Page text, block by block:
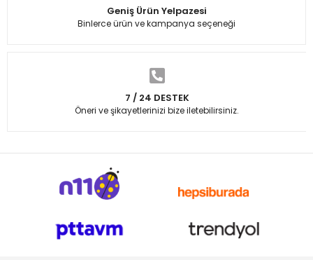
Geniş Ürün Yelpazesi
Binlerce ürün ve kampanya seçeneği
7 / 24 DESTEK
Öneri ve şikayetlerinizi bize iletebilirsiniz.